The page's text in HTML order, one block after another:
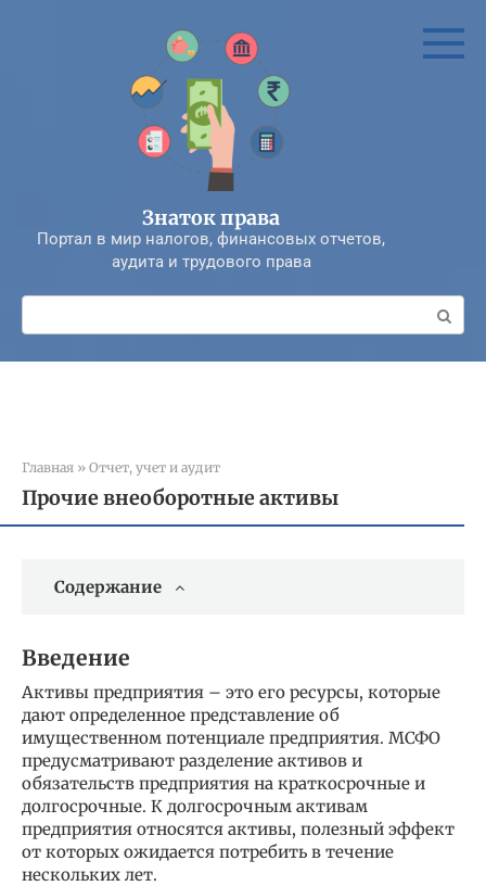
Знаток права
Портал в мир налогов, финансовых отчетов,
аудита и трудового права
Поиск:
Главная » Отчет, учет и аудит
Прочие внеоборотные активы
Содержание
Введение
Активы предприятия – это его ресурсы, которые
дают определенное представление об
имущественном потенциале предприятия. МСФО
предусматривают разделение активов и
обязательств предприятия на краткосрочные и
долгосрочные. К долгосрочным активам
предприятия относятся активы, полезный эффект
от которых ожидается потребить в течение
нескольких лет.